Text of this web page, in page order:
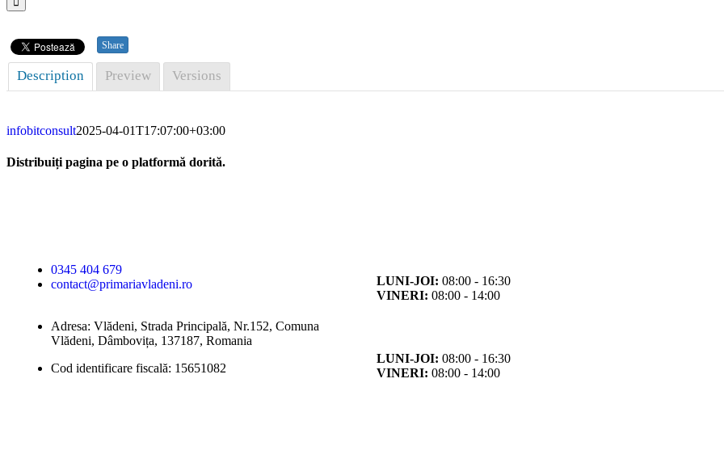
Share
Description Preview Versions
infobitconsult2025-04-01T17:07:00+03:00
Distribuiți pagina pe o platformă dorită.
0345 404 679
contact@primariavladeni.ro
Adresa: Vlădeni, Strada Principală, Nr.152, Comuna
Vlădeni, Dâmbovița, 137187, Romania
Cod identificare fiscală: 15651082
LUNI-JOI: 08:00 - 16:30
VINERI: 08:00 - 14:00
LUNI-JOI: 08:00 - 16:30
VINERI: 08:00 - 14:00